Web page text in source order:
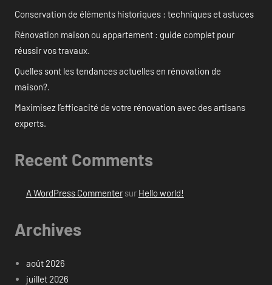
Conservation de éléments historiques : techniques et astuces
Rénovation maison ou appartement : guide complet pour
réussir vos travaux.
Quelles sont les tendances actuelles en rénovation de
maison?.
Maximisez l’efficacité de votre rénovation avec des artisans
experts.
Recent Comments
A WordPress Commentersur Hello world!
Archives
août 2026
juillet 2026